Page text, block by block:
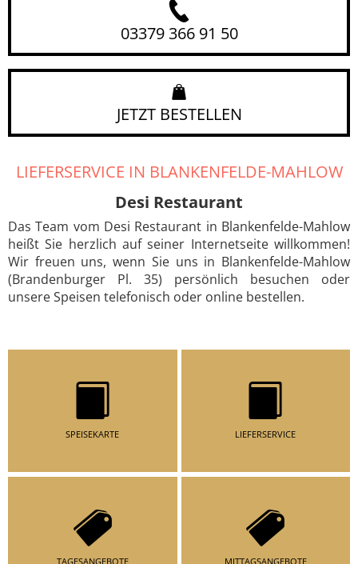
03379 366 91 50
JETZT BESTELLEN
LIEFERSERVICE IN BLANKENFELDE-MAHLOW
Desi Restaurant
Das Team vom Desi Restaurant in Blankenfelde-Mahlow
heißt Sie herzlich auf seiner Internetseite willkommen!
Wir freuen uns, wenn Sie uns in Blankenfelde-Mahlow
(Brandenburger Pl. 35) persönlich besuchen oder
unsere Speisen telefonisch oder online bestellen.
SPEISEKARTE LIEFERSERVICE
TAGESANGEBOTE MITTAGSANGEBOTE